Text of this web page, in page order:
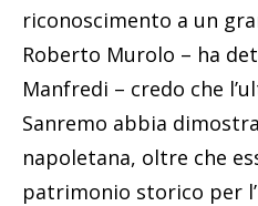
riconoscimento a un
Roberto Murolo – ha
Manfredi – credo che
Sanremo abbia
napoletana, oltre che
patrimonio storico per